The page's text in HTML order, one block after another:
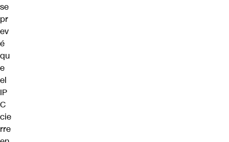
se
pr
ev
é
qu
e
el
IP
C
cie
rre